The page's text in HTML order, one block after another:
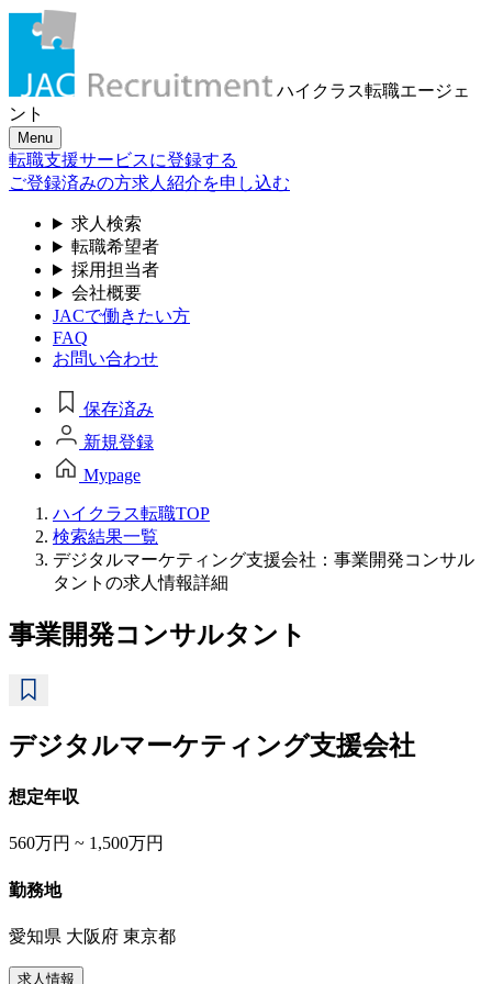
ハイクラス転職エージェ
ント
Menu
転職支援サービスに登録する
ご登録済みの方求人紹介を申し込む
求人検索
転職希望者
採用担当者
会社概要
JACで働きたい方
FAQ
お問い合わせ
保存済み
新規登録
Mypage
ハイクラス転職TOP
検索結果一覧
デジタルマーケティング支援会社：事業開発コンサル
タントの求人情報詳細
事業開発コンサルタント
デジタルマーケティング支援会社
想定年収
560万円 ~ 1,500万円
勤務地
愛知県 大阪府 東京都
求人情報